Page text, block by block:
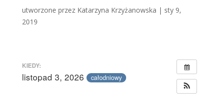
utworzone przez Katarzyna Krzyżanowska | sty 9,
2019
KIEDY:
listopad 3, 2026 całodniowy